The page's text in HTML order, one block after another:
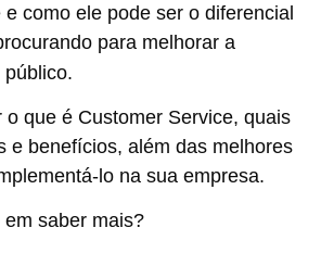
como ele pode ser o diferencial
para melhorar a
público.
o que é Customer Service, quais
e benefícios, além das melhores
lo na sua empresa.
saber mais?